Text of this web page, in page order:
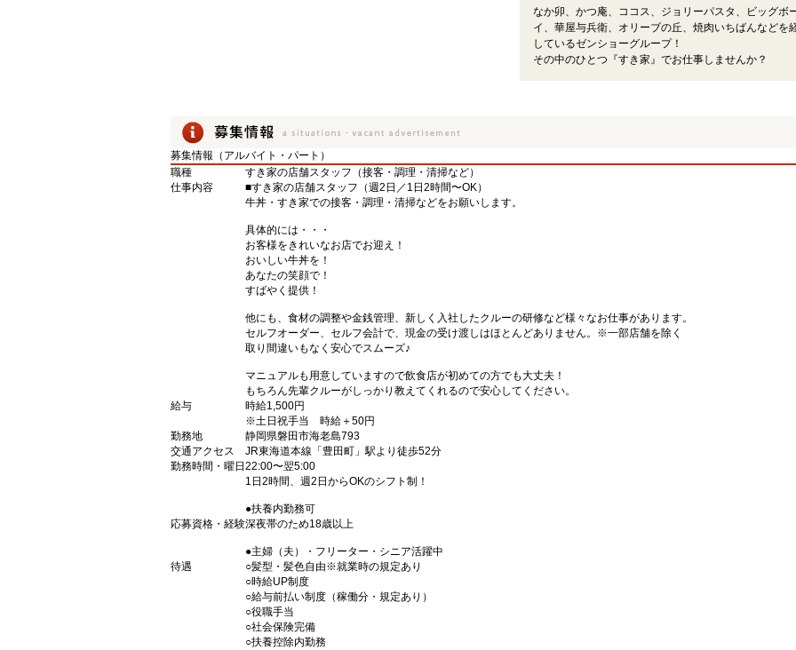
なか卯、かつ庵、ココス、ジョリーパスタ、ビッグボ
イ、華屋与兵衛、オリーブの丘、焼肉いちばんなどを
しているゼンショーグループ！
その中のひとつ『すき家』でお仕事しませんか？
募集情報（アルバイト・パート）
職種
すき家の店舗スタッフ（接客・調理・清掃など）
仕事内容
■すき家の店舗スタッフ（週2日／1日2時間〜OK）
牛丼・すき家での接客・調理・清掃などをお願いします。
具体的には・・・
お客様をきれいなお店でお迎え！
おいしい牛丼を！
あなたの笑顔で！
すばやく提供！
他にも、食材の調整や金銭管理、新しく入社したクルーの研修など様々なお仕事があります。
セルフオーダー、セルフ会計で、現金の受け渡しはほとんどありません。※一部店舗を除く
取り間違いもなく安心でスムーズ♪
マニュアルも用意していますので飲食店が初めての方でも大丈夫！
もちろん先輩クルーがしっかり教えてくれるので安心してください。
給与
時給1,500円
※土日祝手当 時給＋50円
勤務地
静岡県磐田市海老島793
交通アクセス
JR東海道本線「豊田町」駅より徒歩52分
勤務時間・曜日 22:00〜翌5:00
1日2時間、週2日からOKのシフト制！
●扶養内勤務可
応募資格・経験深夜帯のため18歳以上
●主婦（夫）・フリーター・シニア活躍中
待遇
○髪型・髪色自由※就業時の規定あり
○時給UP制度
○給与前払い制度（稼働分・規定あり）
○役職手当
○社会保険完備
○扶養控除内勤務